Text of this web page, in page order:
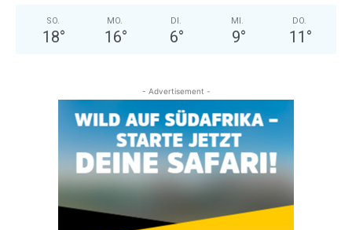
SO.
18°
MO.
16°
DI.
6°
MI.
9°
DO.
11 °
- Advertisement -